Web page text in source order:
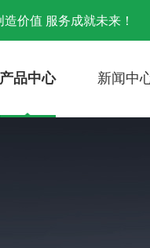
价值 服务成就未来！
产品中心 新闻中